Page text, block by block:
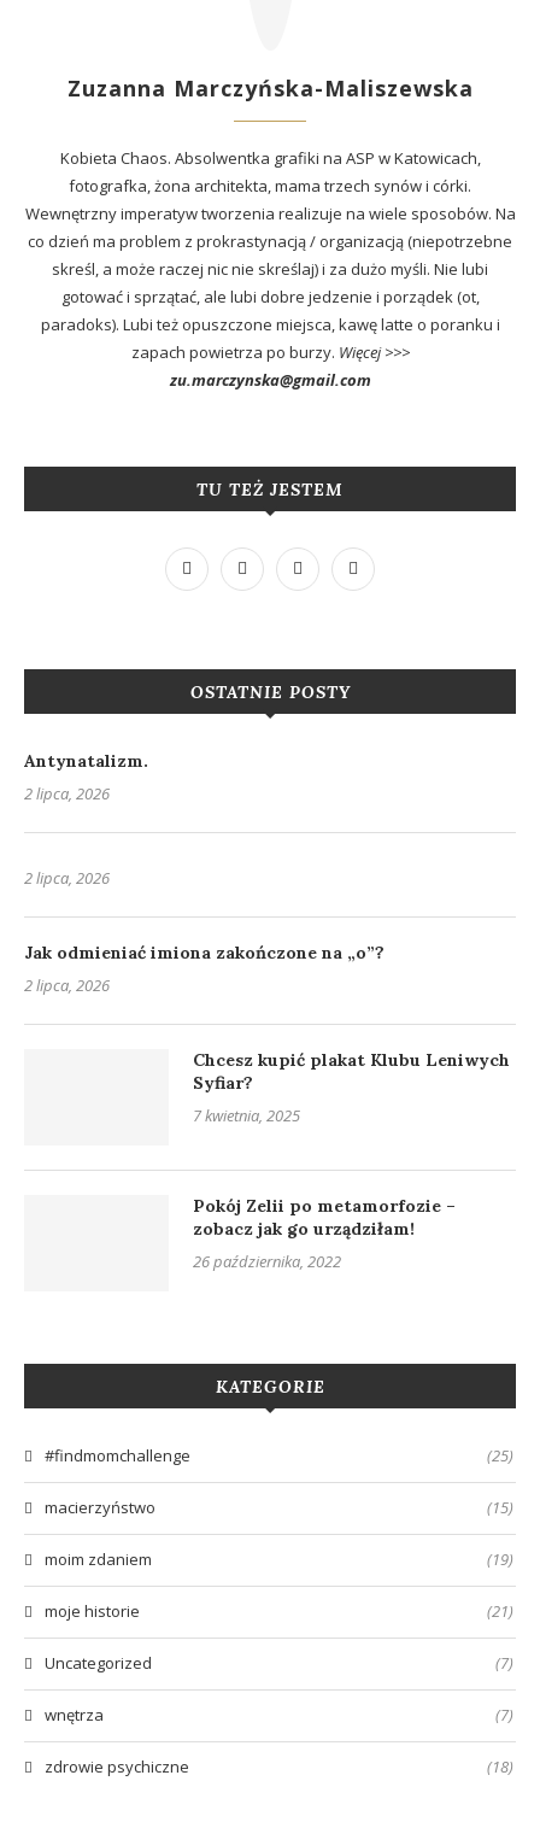
Zuzanna Marczyńska-Maliszewska
Kobieta Chaos. Absolwentka grafiki na ASP w Katowicach,
fotografka, żona architekta, mama trzech synów i córki.
Wewnętrzny imperatyw tworzenia realizuje na wiele sposobów. Na
co dzień ma problem z prokrastynacją / organizacją (niepotrzebne
skreśl, a może raczej nic nie skreślaj) i za dużo myśli. Nie lubi
gotować i sprzątać, ale lubi dobre jedzenie i porządek (ot,
paradoks). Lubi też opuszczone miejsca, kawę latte o poranku i
zapach powietrza po burzy. Więcej >>>
zu.marczynska@gmail.com
TU TEŻ JESTEM
OSTATNIE POSTY
Antynatalizm.
2 lipca, 2026
2 lipca, 2026
Jak odmieniać imiona zakończone na „o”?
2 lipca, 2026
Chcesz kupić plakat Klubu Leniwych
Syfiar?
7 kwietnia, 2025
Pokój Zelii po metamorfozie –
zobacz jak go urządziłam!
26 października, 2022
KATEGORIE
#findmomchallenge (25)
macierzyństwo (15)
moim zdaniem (19)
moje historie (21)
Uncategorized (7)
wnętrza (7)
zdrowie psychiczne (18)